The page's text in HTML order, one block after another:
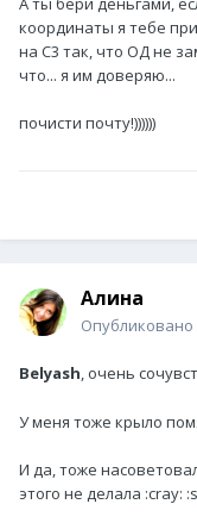
координаты я тебе
на С3 так, что ОД не
что... я им доверяю...
почисти почту!))))))
Алина
Опубликовано
Belyash, очень
У меня тоже крыло
И да, тоже
этого не делала :cray: